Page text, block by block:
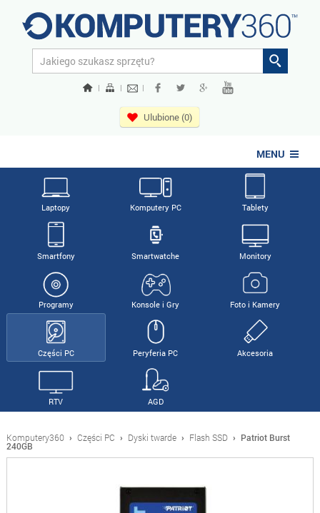
| | |
Ulubione (0)
MENU
Laptopy Komputery PC Tablety
Smartfony Smartwatche Monitory
Programy Konsole i Gry Foto i Kamery
Części PC Peryferia PC Akcesoria
RTV AGD
Komputery360 › Części PC › Dyski twarde › Flash SSD › Patriot Burst
240GB